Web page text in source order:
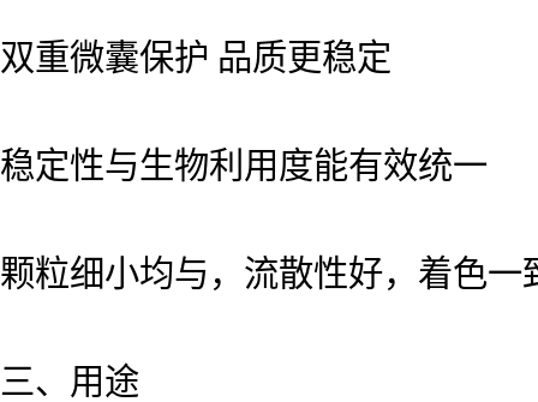
双重微囊保护 品质更稳定
稳定性与生物利用度能有效统一
颗粒细小均与，流散性好，着色一
三、用途